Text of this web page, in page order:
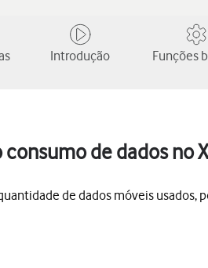
Introdução Funções
consumo de dados no
de dados móveis